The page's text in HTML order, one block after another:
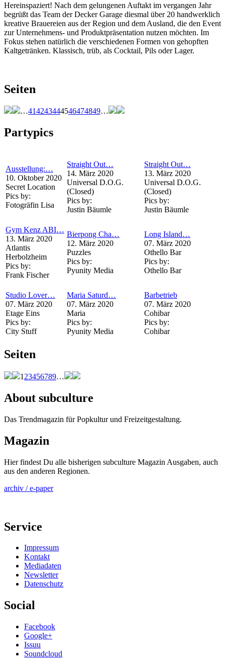
Hereinspaziert! Nach dem gelungenen Auftakt im vergangen Jahr
begrüßt das Team der Decker Garage diesmal über 20 handwerklich
kreative Brauereien aus der Region und dem Ausland, die den Event
zur Unternehmens- und Produktpräsentation nutzen möchten. Im
Fokus stehen natürlich die verschiedenen Formen von gehopften
Kaltgetränken. Klassisch, trüb, als Cocktail, Pils oder Lager.
Seiten
…414243444546474849…
Partypics
Ausstellung:…
10. Oktober 2020
Secret Location
Pics by:
Fotogräfin Lisa
Straight Out…
14. März 2020
Universal D.O.G.
(Closed)
Pics by:
Justin Bäumle
Straight Out…
13. März 2020
Universal D.O.G.
(Closed)
Pics by:
Justin Bäumle
Gym Kenz ABI…
13. März 2020
Atlantis
Herbolzheim
Pics by:
Frank Fischer
Bierpong Cha…
12. März 2020
Puzzles
Pics by:
Pyunity Media
Long Island…
07. März 2020
Othello Bar
Pics by:
Othello Bar
Studio Lover…
07. März 2020
Etage Eins
Pics by:
City Stuff
Maria Saturd…
07. März 2020
Maria
Pics by:
Pyunity Media
Barbetrieb
07. März 2020
Cohibar
Pics by:
Cohibar
Seiten
1 23456789…
About subculture
Das Trendmagazin für Popkultur und Freizeitgestaltung.
Magazin
Hier findest Du alle bisherigen subculture Magazin Ausgaben, auch
aus den anderen Regionen.
archiv / e-paper
Service
Impressum
Kontakt
Mediadaten
Newsletter
Datenschutz
Social
Facebook
Google+
Issuu
Soundcloud